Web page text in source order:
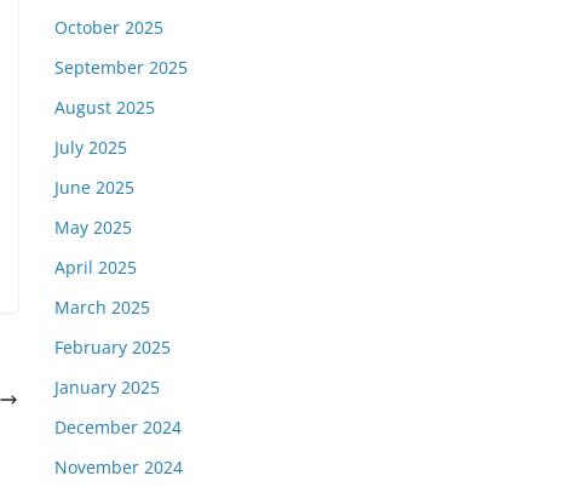
October 2025
September 2025
August 2025
July 2025
June 2025
May 2025
April 2025
March 2025
February 2025
January 2025
December 2024
November 2024